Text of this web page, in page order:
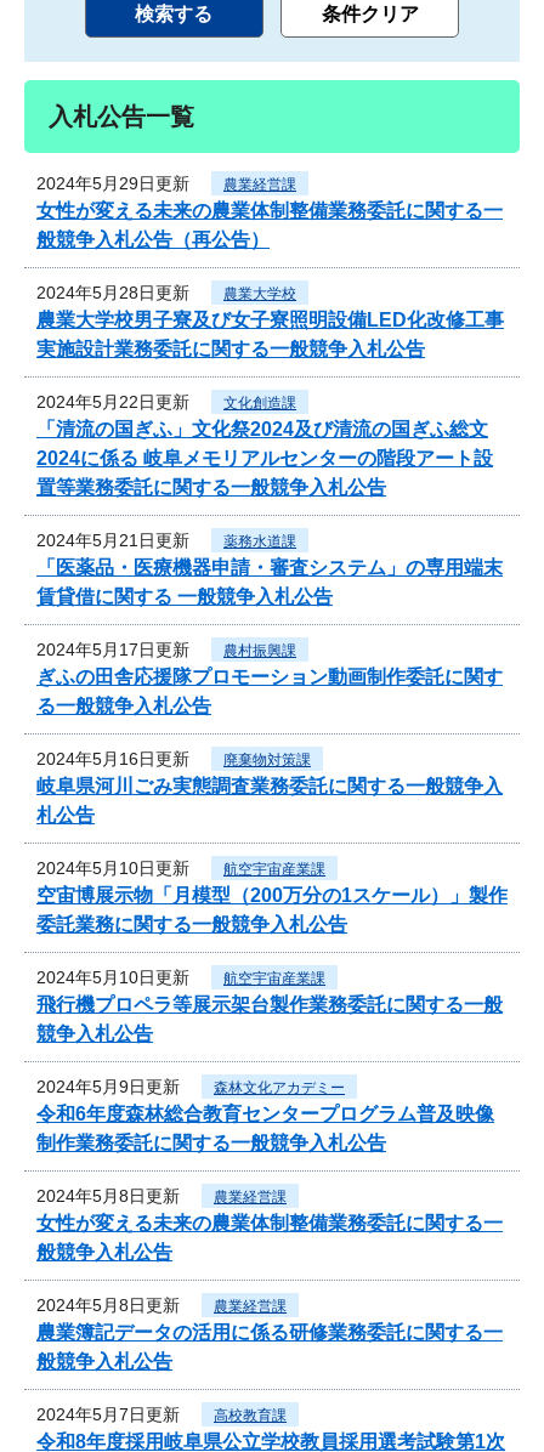
入札公告一覧
2024年5月29日更新 農業経営課
女性が変える未来の農業体制整備業務委託に関する一
般競争入札公告（再公告）
2024年5月28日更新 農業大学校
農業大学校男子寮及び女子寮照明設備LED化改修工事
実施設計業務委託に関する一般競争入札公告
2024年5月22日更新 文化創造課
「清流の国ぎふ」文化祭2024及び清流の国ぎふ総文
2024に係る 岐阜メモリアルセンターの階段アート設
置等業務委託に関する一般競争入札公告
2024年5月21日更新 薬務水道課
「医薬品・医療機器申請・審査システム」の専用端末
賃貸借に関する 一般競争入札公告
2024年5月17日更新 農村振興課
ぎふの田舎応援隊プロモーション動画制作委託に関す
る一般競争入札公告
2024年5月16日更新 廃棄物対策課
岐阜県河川ごみ実態調査業務委託に関する一般競争入
札公告
2024年5月10日更新 航空宇宙産業課
空宙博展示物「月模型（200万分の1スケール）」製作
委託業務に関する一般競争入札公告
2024年5月10日更新 航空宇宙産業課
飛行機プロペラ等展示架台製作業務委託に関する一般
競争入札公告
2024年5月9日更新 森林文化アカデミー
令和6年度森林総合教育センタープログラム普及映像
制作業務委託に関する一般競争入札公告
2024年5月8日更新 農業経営課
女性が変える未来の農業体制整備業務委託に関する一
般競争入札公告
2024年5月8日更新 農業経営課
農業簿記データの活用に係る研修業務委託に関する一
般競争入札公告
2024年5月7日更新 高校教育課
令和8年度採用岐阜県公立学校教員採用選考試験第1次